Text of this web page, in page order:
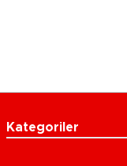
Kategoriler